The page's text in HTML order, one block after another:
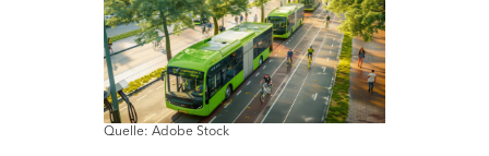
Quelle: Adobe Stock